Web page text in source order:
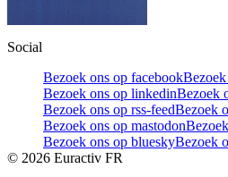
Social
Bezoek ons op facebook
Bezoek ons op linkedinBezoek
Bezoek ons op rss-feedBezoek
Bezoek ons op mastodon
Bezoek ons op blueskyBezoek
© 2026 Euractiv FR